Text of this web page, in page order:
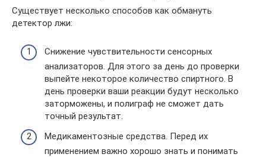
Существует несколько способов как обмануть
детектор лжи:
Снижение чувствительности сенсорных
анализаторов. Для этого за день до проверки
выпейте некоторое количество спиртного. В
день проверки ваши реакции будут несколько
заторможены, и полиграф не сможет дать
точный результат.
Медикаментозные средства. Перед их
применением важно хорошо знать и понимать